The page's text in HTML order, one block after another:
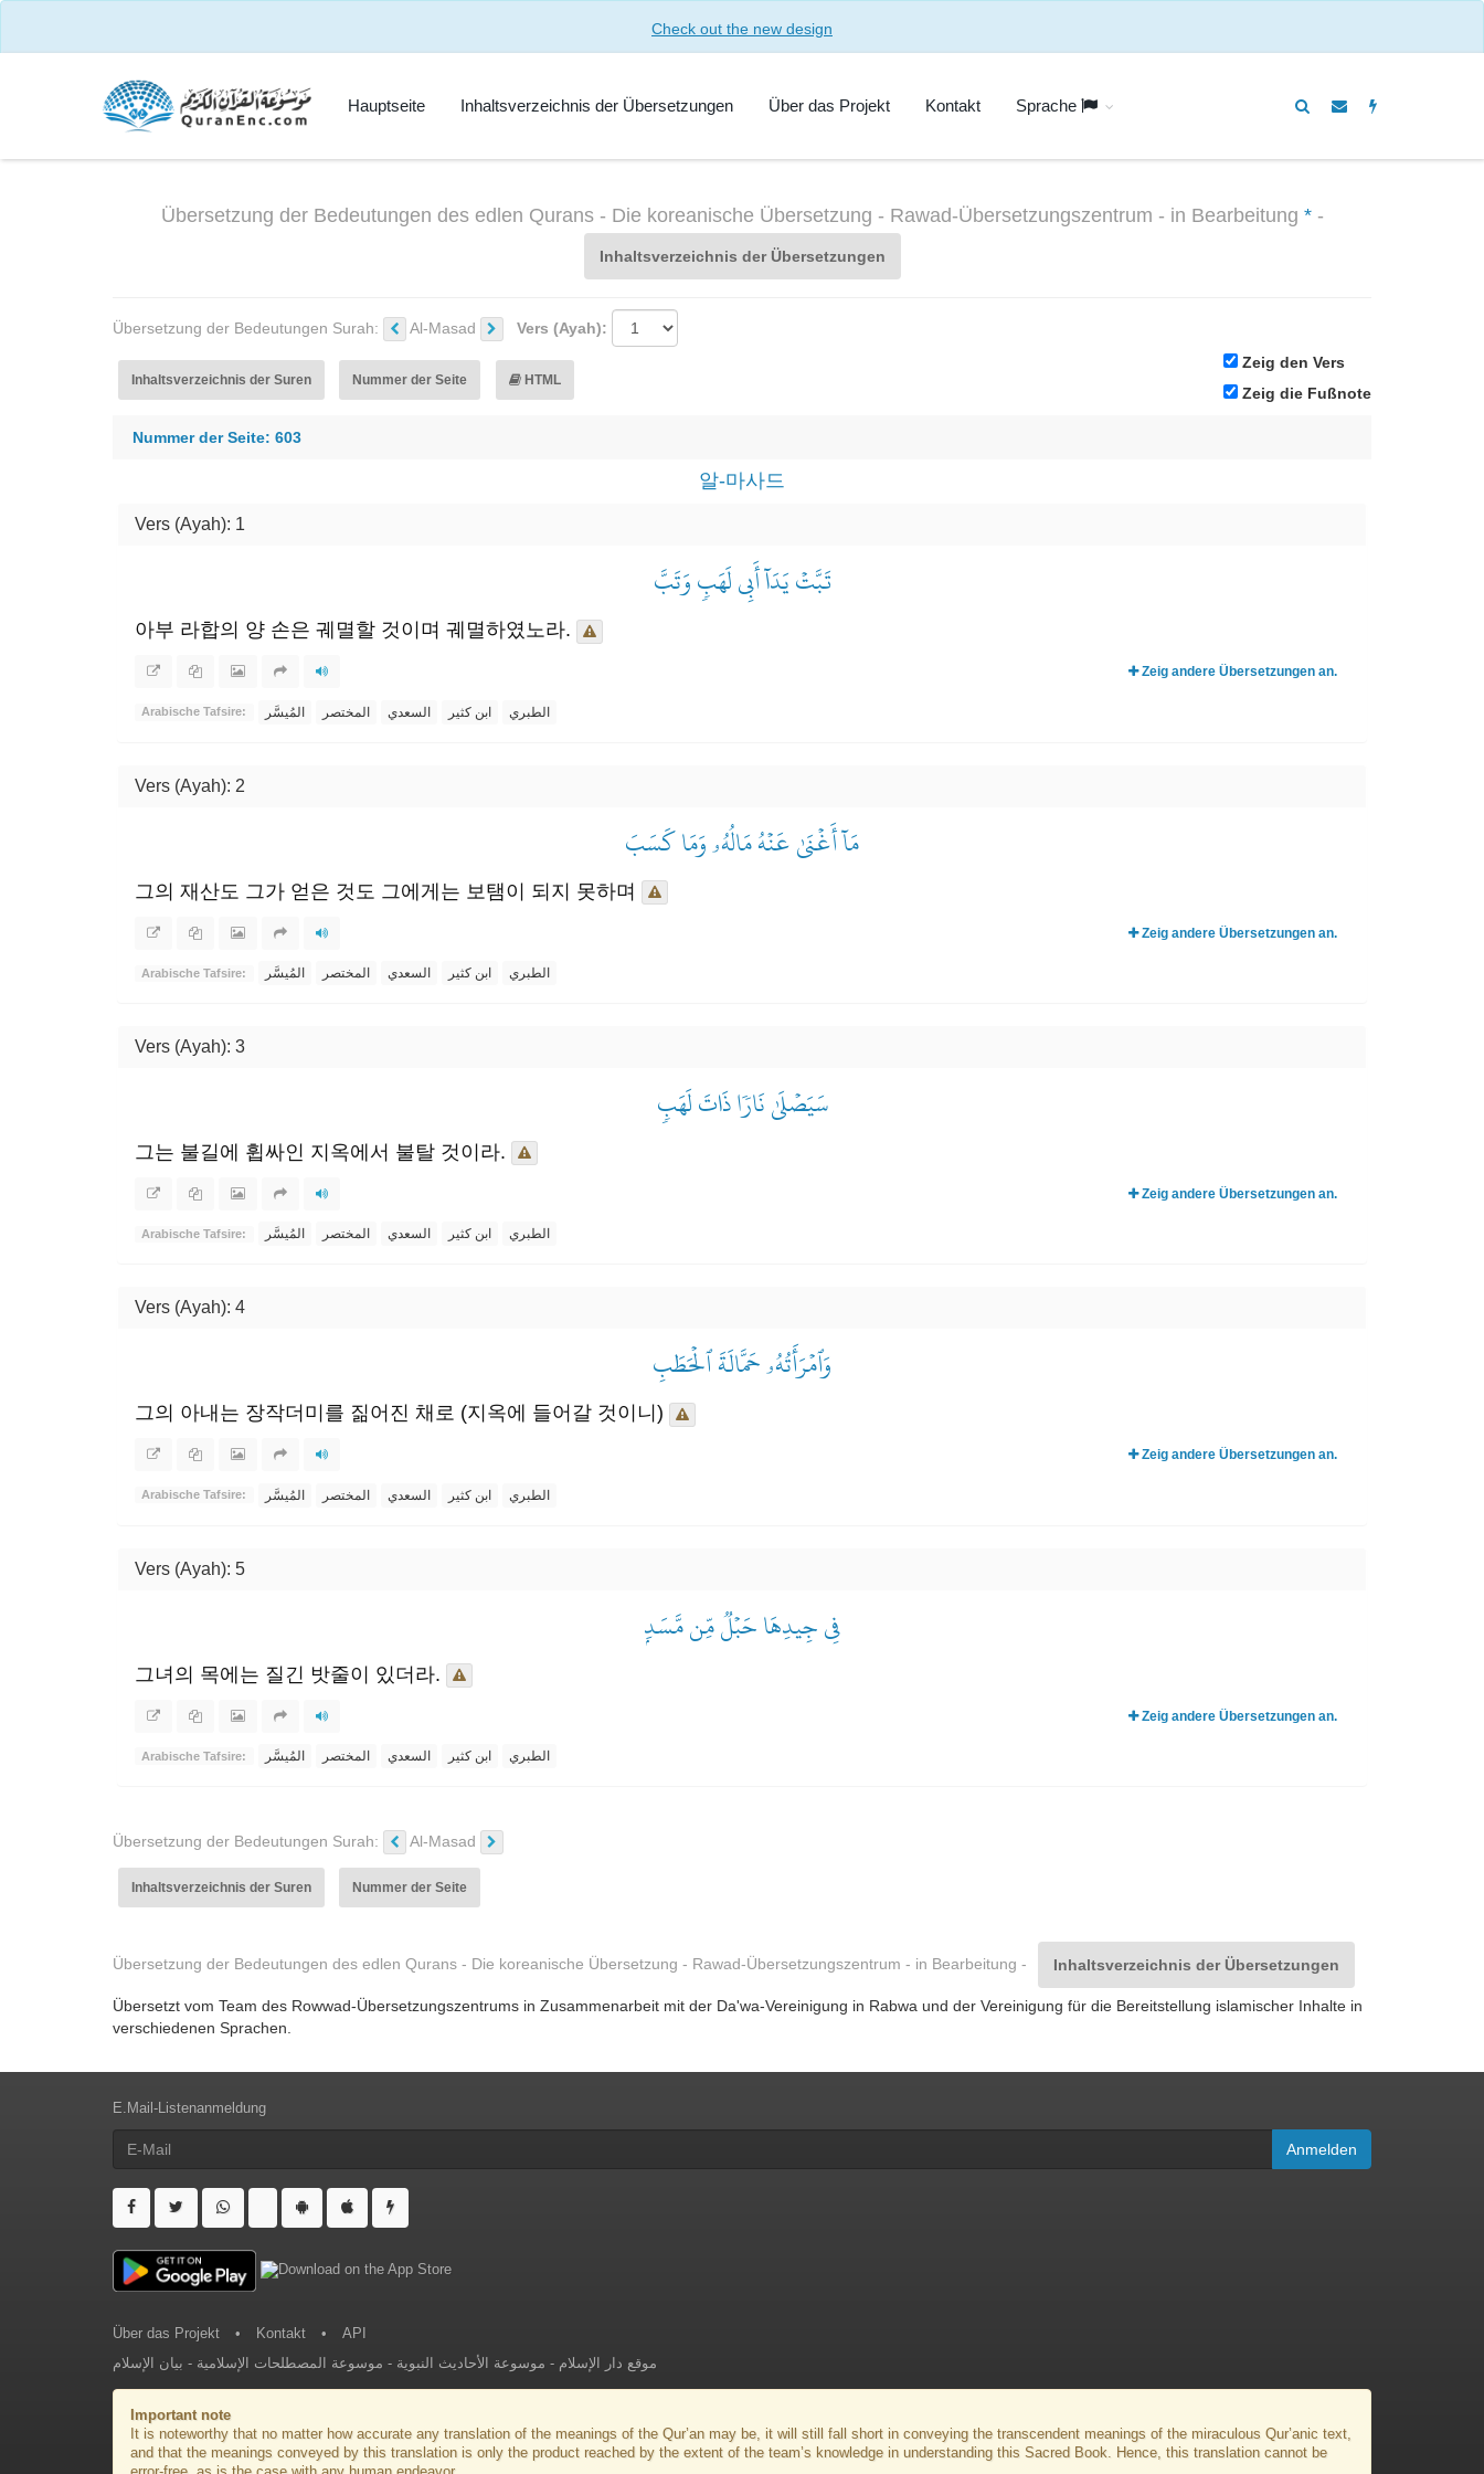
Check out the new design
Hauptseite Inhaltsverzeichnis der Übersetzungen Über das Projekt Kontakt Sprache
Übersetzung der Bedeutungen des edlen Qurans - Die koreanische Übersetzung - Rawad-Übersetzungszentrum - in Bearbeitung *-
Inhaltsverzeichnis der Übersetzungen
Übersetzung der Bedeutungen Surah: Al-Masad Vers (Ayah):
Inhaltsverzeichnis der Suren Nummer der Seite HTML
Zeig den Vers
Zeig die Fußnote
Nummer der Seite: 603
알-마사드
Vers (Ayah): 1
تَبَّتۡ يَدَآ أَبِي لَهَبٖ وَتَبَّ
아부 라합의 양 손은 궤멸할 것이며 궤멸하였노라.
Zeig andere Übersetzungen an.
Arabische Tafsire: المُيسَّر المختصر السعدي ابن كثير الطبري
Vers (Ayah): 2
مَآ أَغۡنَىٰ عَنۡهُ مَالُهُۥ وَمَا كَسَبَ
그의 재산도 그가 얻은 것도 그에게는 보탬이 되지 못하며
Zeig andere Übersetzungen an.
Arabische Tafsire: المُيسَّر المختصر السعدي ابن كثير الطبري
Vers (Ayah): 3
سَيَصۡلَىٰ نَارٗا ذَاتَ لَهَبٖ
그는 불길에 휩싸인 지옥에서 불탈 것이라.
Zeig andere Übersetzungen an.
Arabische Tafsire: المُيسَّر المختصر السعدي ابن كثير الطبري
Vers (Ayah): 4
وَٱمۡرَأَتُهُۥ حَمَّالَةَ ٱلۡحَطَبِ
그의 아내는 장작더미를 짊어진 채로 (지옥에 들어갈 것이니)
Zeig andere Übersetzungen an.
Arabische Tafsire: المُيسَّر المختصر السعدي ابن كثير الطبري
Vers (Ayah): 5
فِي جِيدِهَا حَبۡلٞ مِّن مَّسَدِۭ
그녀의 목에는 질긴 밧줄이 있더라.
Zeig andere Übersetzungen an.
Arabische Tafsire: المُيسَّر المختصر السعدي ابن كثير الطبري
Übersetzung der Bedeutungen Surah: Al-Masad
Inhaltsverzeichnis der Suren Nummer der Seite
Übersetzung der Bedeutungen des edlen Qurans - Die koreanische Übersetzung - Rawad-Übersetzungszentrum - in Bearbeitung - Inhaltsverzeichnis der Übersetzungen
Übersetzt vom Team des Rowwad-Übersetzungszentrums in Zusammenarbeit mit der Da'wa-Vereinigung in Rabwa und der Vereinigung für die Bereitstellung islamischer Inhalte in
verschiedenen Sprachen.
E.Mail-Listenanmeldung
Anmelden
Über das Projekt • Kontakt •
API
موقع دار الإسلام - موسوعة الأحاديث النبوية - موسوعة المصطلحات الإسلامية - بيان الإسلام
Important note
It is noteworthy that no matter how accurate any translation of the meanings of the Qur’an may be, it will still fall short in conveying the transcendent meanings of the miraculous Qur’anic text,
and that the meanings conveyed by this translation is only the product reached by the extent of the team’s knowledge in understanding this Sacred Book. Hence, this translation cannot be